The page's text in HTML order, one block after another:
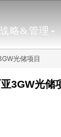
略&管理
光储项目
3GW光储